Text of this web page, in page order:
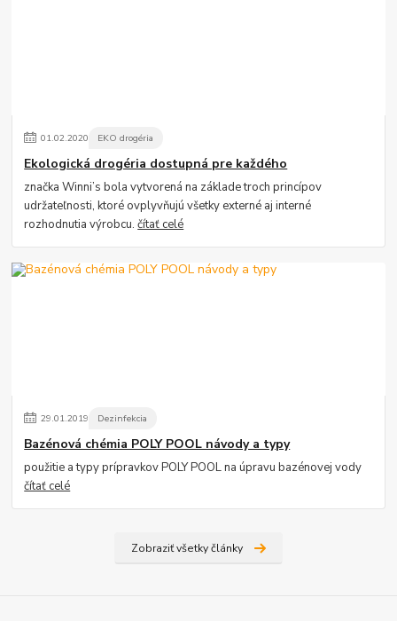
01.02.2020 EKO drogéria
Ekologická drogéria dostupná pre každého
značka Winni’s bola vytvorená na základe troch princípov
udržateľnosti, ktoré ovplyvňujú všetky externé aj interné
rozhodnutia výrobcu.čítať celé
29.01.2019 Dezinfekcia
Bazénová chémia POLY POOL návody a typy
použitie a typy prípravkov POLY POOL na úpravu bazénovej vody
čítať celé
Zobraziť všetky články